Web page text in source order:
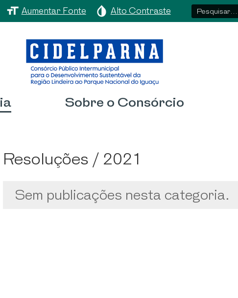
Aumentar Fonte Alto Contraste
Sobre o Consórcio
Portal Transparência
Resoluções / 2021
Sem publicações nesta categoria.